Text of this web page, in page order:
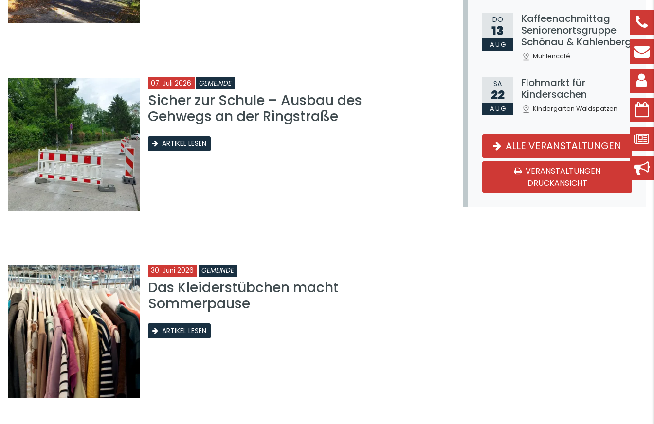
07. Juli 2026 GEMEINDE
Sicher zur Schule – Ausbau des
Gehwegs an der Ringstraße
ARTIKEL LESEN
30. Juni 2026 GEMEINDE
Das Kleiderstübchen macht
Sommerpause
ARTIKEL LESEN
DO
13
AUG
Kaffeenachmittag
Seniorenortsgruppe
Schönau & Kahlenberg
Mühlencafé
SA
22
AUG
Flohmarkt für
Kindersachen
Kindergarten Waldspatzen
ALLE VERANSTALTUNGEN
VERANSTALTUNGEN
DRUCKANSICHT